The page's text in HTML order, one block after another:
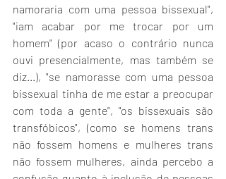
namoraria com uma pessoa bissexual",
"iam acabar por me trocar por um
homem" (por acaso o contrário nunca
ouvi presencialmente, mas também se
diz...), "se namorasse com uma pessoa
bissexual tinha de me estar a preocupar
com toda a gente", "os bissexuais são
transfóbicos", (como se homens trans
não fossem homens e mulheres trans
não fossem mulheres, ainda percebo a